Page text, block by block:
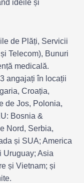
ideile și
de Plăți, Servicii
Telecom), Bunuri
medicală.
angajați în locații
Croația,
de Jos, Polonia,
Bosnia &
Nord, Serbia,
și SUA; America
Uruguay; Asia
și Vietnam; și